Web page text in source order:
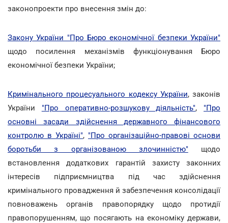
законопроекти про внесення змін до:
Закону України "Про Бюро економічної безпеки України"
щодо посилення механізмів функціонування Бюро
економічної безпеки України;
Кримінального процесуального кодексу України, законів
України "Про оперативно-розшукову діяльність", "Про
основні засади здійснення державного фінансового
контролю в Україні", "Про організаційно-правові основи
боротьби з організованою злочинністю" щодо
встановлення додаткових гарантій захисту законних
інтересів підприємництва під час здійснення
кримінального провадження й забезпечення консолідації
повноважень органів правопорядку щодо протидії
правопорушенням, що посягають на економіку держави,